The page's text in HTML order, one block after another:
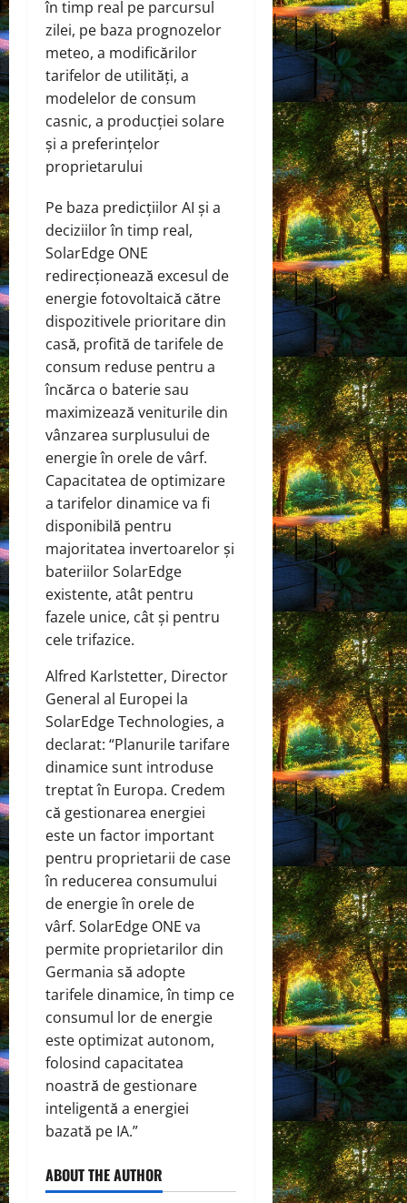
în timp real pe parcursul
zilei, pe baza prognozelor
meteo, a modificărilor
tarifelor de utilități, a
modelelor de consum
casnic, a producției solare
și a preferințelor
proprietarului
Pe baza predicțiilor AI și a
deciziilor în timp real,
SolarEdge ONE
redirecționează excesul de
energie fotovoltaică către
dispozitivele prioritare din
casă, profită de tarifele de
consum reduse pentru a
încărca o baterie sau
maximizează veniturile din
vânzarea surplusului de
energie în orele de vârf.
Capacitatea de optimizare
a tarifelor dinamice va fi
disponibilă pentru
majoritatea invertoarelor și
bateriilor SolarEdge
existente, atât pentru
fazele unice, cât și pentru
cele trifazice.
Alfred Karlstetter, Director
General al Europei la
SolarEdge Technologies, a
declarat: “Planurile tarifare
dinamice sunt introduse
treptat în Europa. Credem
că gestionarea energiei
este un factor important
pentru proprietarii de case
în reducerea consumului
de energie în orele de
vârf. SolarEdge ONE va
permite proprietarilor din
Germania să adopte
tarifele dinamice, în timp ce
consumul lor de energie
este optimizat autonom,
folosind capacitatea
noastră de gestionare
inteligentă a energiei
bazată pe IA.”
ABOUT THE AUTHOR